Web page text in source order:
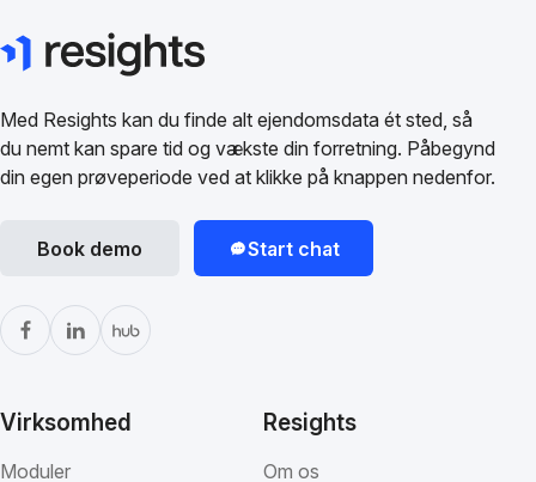
Med Resights kan du finde alt ejendomsdata ét sted, så
du nemt kan spare tid og vækste din forretning. Påbegynd
din egen prøveperiode ved at klikke på knappen nedenfor.
Book demo Start chat
Virksomhed
Moduler
Resights
Om os